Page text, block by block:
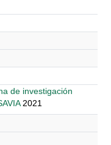
de investigación
2021